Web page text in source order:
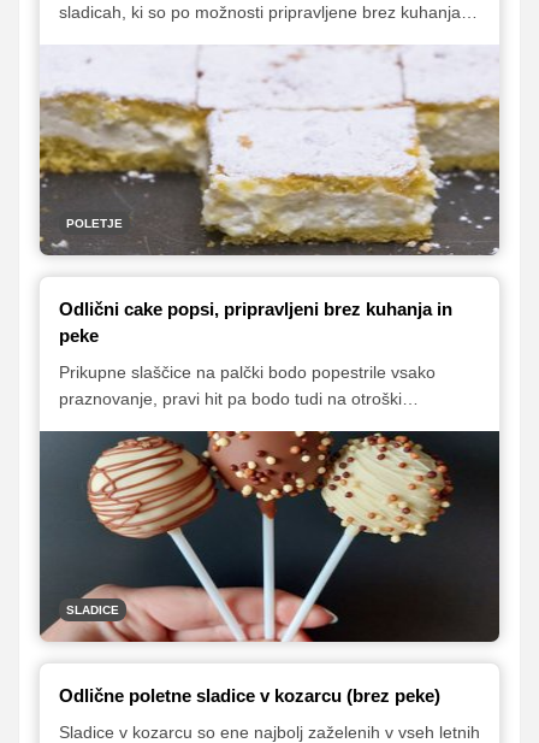
sladicah, ki so po možnosti pripravljene brez kuhanja in
teknejo sladice z jogurtom, pa naj si bo to kakšna
strjenka, tortica ali pa zamrznjena jogurtova krema s
sadjem. Predstavljamo vam izbor naših najljubših
poletnih jogurtovih sladic, ki vas bodo prijetno ohladile
in osvežile.
POLETJE
Odlični cake popsi, pripravljeni brez kuhanja in
peke
Prikupne slaščice na palčki bodo popestrile vsako
praznovanje, pravi hit pa bodo tudi na otroški
videza nad njimi navadno navdušujejo tudi otroci. Masa
za cake popse je narejena iz piškotnih drobtin, zato so
sladke kroglice zelo hitro narejene, nekaj časa in
potrpežljivosti vam bo vzelo zgolj dekoriranje. Namesto
čokoladnih mrvic lahko uporabite sladkorne perlice,
srčke ali rožice, cake popse pa lahko okrasite tudi z
raznoraznimi napisi, vzorčki ipd.
SLADICE
Odlične poletne sladice v kozarcu (brez peke)
Sladice v kozarcu so ene najbolj zaželenih v vseh letnih